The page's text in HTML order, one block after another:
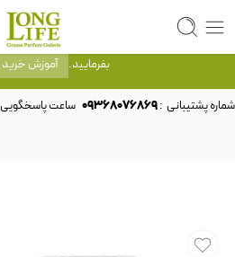
توجه! برند لانگ لایف رایحه های معروف را با
عرضه می کند.که با انتخاب حجم هر ادکلنی می
بفرمایید. آموزش خرید
شماره پشتیبانی :09368076869